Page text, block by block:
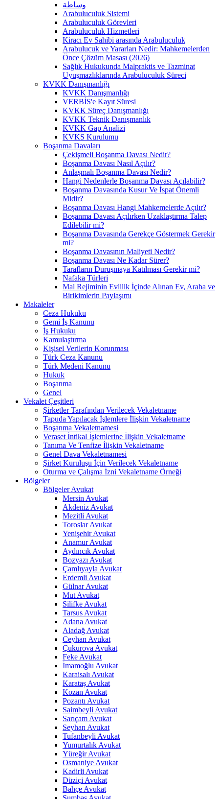
وساطة
Arabuluculuk Sistemi
Arabuluculuk Görevleri
Arabuluculuk Hizmetleri
Kiracı Ev Sahibi arasında Arabuluculuk
Arabulucuk ve Yararları Nedir: Mahkemelerden
Önce Çözüm Masası (2026)
Sağlık Hukukunda Malpraktis ve Tazminat
Uyuşmazlıklarında Arabuluculuk Süreci
KVKK Danışmanlığı
KVKK Danışmanlığı
VERBİS'e Kayıt Süresi
KVKK Süreç Danışmanlığı
KVKK Teknik Danışmanlık
KVKK Gap Analizi
KVKS Kurulumu
Boşanma Davaları
Çekişmeli Boşanma Davası Nedir?
Boşanma Davası Nasıl Açılır?
Anlaşmalı Boşanma Davası Nedir?
Hangi Nedenlerle Boşanma Davası Açılabilir?
Boşanma Davasında Kusur Ve İspat Önemli
Midir?
Boşanma Davası Hangi Mahkemelerde Açılır?
Boşanma Davası Açılırken Uzaklaştırma Talep
Edilebilir mi?
Boşanma Davasında Gerekçe Göstermek Gerekir
mi?
Boşanma Davasının Maliyeti Nedir?
Boşanma Davası Ne Kadar Sürer?
Tarafların Duruşmaya Katılması Gerekir mi?
Nafaka Türleri
Mal Rejiminin Evlilik İçinde Alınan Ev, Araba ve
Birikimlerin Paylaşımı
Makaleler
Ceza Hukuku
Gemi İş Kanunu
İş Hukuku
Kamulaştırma
Kişisel Verilerin Korunması
Türk Ceza Kanunu
Türk Medeni Kanunu
Hukuk
Boşanma
Genel
Vekalet Çeşitleri
Şirketler Tarafından Verilecek Vekaletname
Tapuda Yapılacak İşlemlere İlişkin Vekaletname
Boşanma Vekaletnamesi
Veraset İntikal İşlemlerine İlişkin Vekaletname
Tanıma Ve Tenfize İlişkin Vekaletname
Genel Dava Vekaletnamesi
Şirket Kuruluşu İçin Verilecek Vekaletname
Oturma ve Çalışma İzni Vekaletname Örneği
Bölgeler
Bölgeler Avukat
Mersin Avukat
Akdeniz Avukat
Mezitli Avukat
Toroslar Avukat
Yenişehir Avukat
Anamur Avukat
Aydıncık Avukat
Bozyazı Avukat
Çamlıyayla Avukat
Erdemli Avukat
Gülnar Avukat
Mut Avukat
Silifke Avukat
Tarsus Avukat
Adana Avukat
Aladağ Avukat
Ceyhan Avukat
Çukurova Avukat
Feke Avukat
İmamoğlu Avukat
Karaisalı Avukat
Karataş Avukat
Kozan Avukat
Pozantı Avukat
Saimbeyli Avukat
Sarıçam Avukat
Seyhan Avukat
Tufanbeyli Avukat
Yumurtalık Avukat
Yüreğir Avukat
Osmaniye Avukat
Kadirli Avukat
Düziçi Avukat
Bahçe Avukat